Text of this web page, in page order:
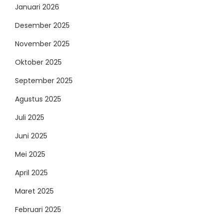
Januari 2026
Desember 2025
November 2025
Oktober 2025
September 2025
Agustus 2025
Juli 2025
Juni 2025
Mei 2025
April 2025
Maret 2025
Februari 2025